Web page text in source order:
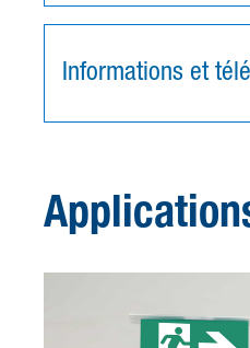
Informations et